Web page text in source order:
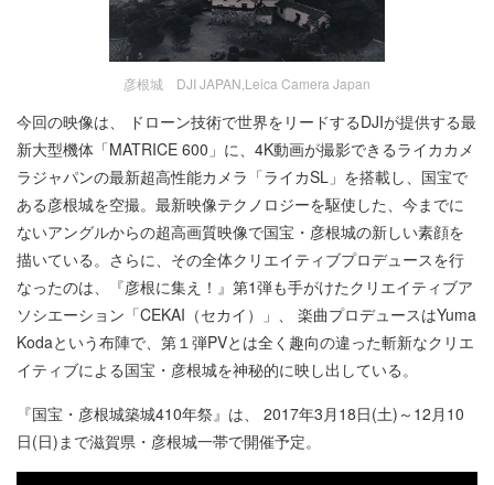
彦根城 DJI JAPAN,Leica Camera Japan
今回の映像は、 ドローン技術で世界をリードするDJIが提供する最
新大型機体「MATRICE 600」に、4K動画が撮影できるライカカメ
ラジャパンの最新超高性能カメラ「ライカSL」を搭載し、国宝で
ある彦根城を空撮。最新映像テクノロジーを駆使した、今までに
ないアングルからの超高画質映像で国宝・彦根城の新しい素顔を
描いている。さらに、その全体クリエイティブプロデュースを行
なったのは、『彦根に集え！』第1弾も手がけたクリエイティブア
ソシエーション「CEKAI（セカイ）」、 楽曲プロデュースはYuma
Kodaという布陣で、第１弾PVとは全く趣向の違った斬新なクリエ
イティブによる国宝・彦根城を神秘的に映し出している。
『国宝・彦根城築城410年祭』は、 2017年3月18日(土)～12月10
日(日)まで滋賀県・彦根城一帯で開催予定。